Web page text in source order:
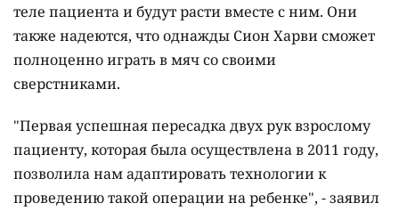
теле пациента и будут расти вместе с ним. Они
также надеются, что однажды Сион Харви сможет
полноценно играть в мяч со своими
сверстниками.
"Первая успешная пересадка двух рук взрослому
пациенту, которая была осуществлена в 2011 году,
позволила нам адаптировать технологии к
проведению такой операции на ребенке", - заявил